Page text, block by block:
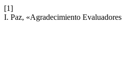
[1]
I. Paz, «Agradecimiento